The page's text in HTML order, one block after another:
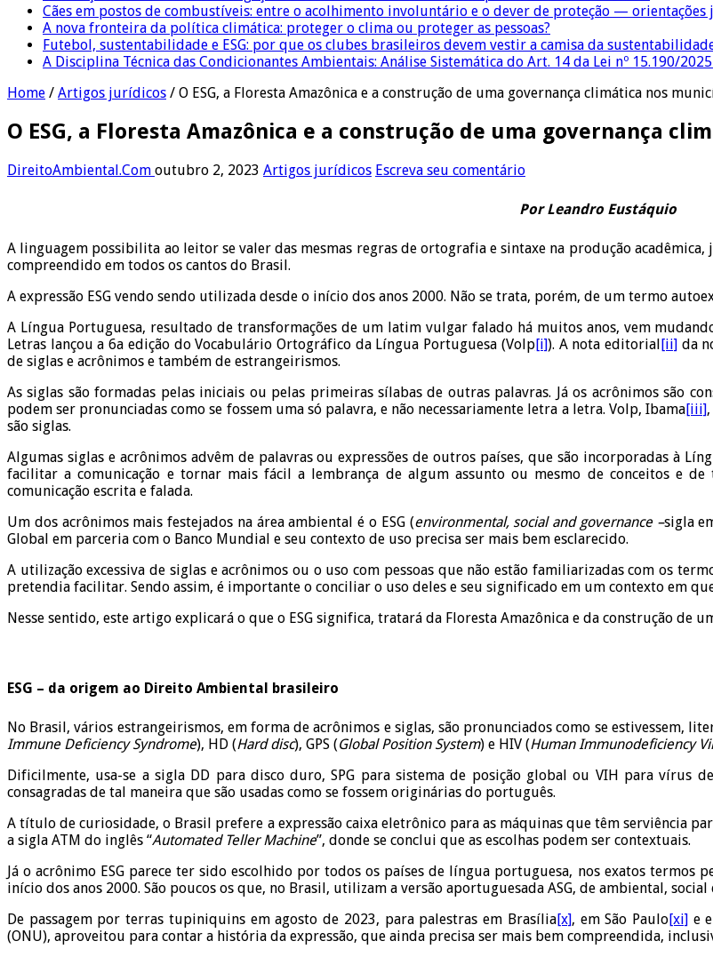
Cães em postos de combustíveis: entre o acolhimento involuntário e o dever de proteção —
A nova fronteira da política climática: proteger o clima ou proteger as pessoas?
Futebol, sustentabilidade e ESG: por que os clubes brasileiros devem vestir a camisa da
A Disciplina Técnica das Condicionantes Ambientais: Análise Sistemática do Art. 14 da Lei nº 15.190/
Home / Artigos jurídicos / O ESG, a Floresta Amazônica e a construção de uma governança climática nos
O ESG, a Floresta Amazônica e a construção de uma governança
DireitoAmbiental.Com outubro 2, 2023 Artigos jurídicos Escreva seu comentário
Por Leandro Eustáquio
A linguagem possibilita ao leitor se valer das mesmas regras de ortografia e sintaxe na produção
compreendido em todos os cantos do Brasil.
A expressão ESG vendo sendo utilizada desde o início dos anos 2000. Não se trata, porém, de um termo
A Língua Portuguesa, resultado de transformações de um latim vulgar falado há muitos anos, vem
Letras lançou a 6a edição do Vocabulário Ortográfico da Língua Portuguesa (Volp[i]). A nota editorial[ii] da
de siglas e acrônimos e também de estrangeirismos.
As siglas são formadas pelas iniciais ou pelas primeiras sílabas de outras palavras. Já os acrônimos são
podem ser pronunciadas como se fossem uma só palavra, e não necessariamente letra a letra. Volp, Ibama[iii]
são siglas.
Algumas siglas e acrônimos advêm de palavras ou expressões de outros países, que são incorporadas à
facilitar a comunicação e tornar mais fácil a lembrança de algum assunto ou mesmo de conceitos e de
comunicação escrita e falada.
Um dos acrônimos mais festejados na área ambiental é o ESG (environmental, social and governance –sigla
Global em parceria com o Banco Mundial e seu contexto de uso precisa ser mais bem esclarecido.
A utilização excessiva de siglas e acrônimos ou o uso com pessoas que não estão familiarizadas com os
pretendia facilitar. Sendo assim, é importante o conciliar o uso deles e seu significado em um contexto em
Nesse sentido, este artigo explicará o que o ESG significa, tratará da Floresta Amazônica e da construção de
ESG – da origem ao Direito Ambiental brasileiro
No Brasil, vários estrangeirismos, em forma de acrônimos e siglas, são pronunciados como se estivessem,
Immune Deficiency Syndrome), HD (Hard disc), GPS (Global Position System) e HIV (Human Immunodeficiency
Dificilmente, usa-se a sigla DD para disco duro, SPG para sistema de posição global ou VIH para vírus
consagradas de tal maneira que são usadas como se fossem originárias do português.
A título de curiosidade, o Brasil prefere a expressão caixa eletrônico para as máquinas que têm serviência
a sigla ATM do inglês “Automated Teller Machine”, donde se conclui que as escolhas podem ser contextuais.
Já o acrônimo ESG parece ter sido escolhido por todos os países de língua portuguesa, nos exatos termos
início dos anos 2000. São poucos os que, no Brasil, utilizam a versão aportuguesada ASG, de ambiental, social
De passagem por terras tupiniquins em agosto de 2023, para palestras em Brasília[x], em São Paulo[xi]e
(ONU), aproveitou para contar a história da expressão, que ainda precisa ser mais bem compreendida,